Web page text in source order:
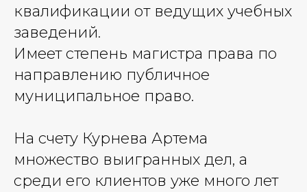
квалификации от ведущих учебных
заведений.
Имеет степень магистра права по
направлению публичное
муниципальное право.
На счету Курнева Артема
множество выигранных дел, а
среди его клиентов уже много лет